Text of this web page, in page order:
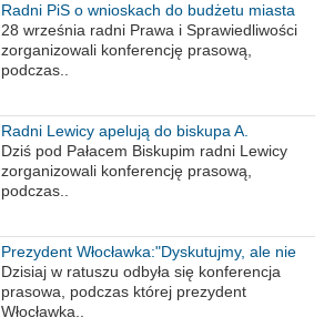
Radni PiS o wnioskach do budżetu miasta
na 2021 rok
28 września radni Prawa i Sprawiedliwości
zorganizowali konferencję prasową,
podczas..
Radni Lewicy apelują do biskupa A.
Wiesława Meringa
Dziś pod Pałacem Biskupim radni Lewicy
zorganizowali konferencję prasową,
podczas..
Prezydent Włocławka:"Dyskutujmy, ale nie
obrażajmy się”
Dzisiaj w ratuszu odbyła się konferencja
prasowa, podczas której prezydent
Włocławka..